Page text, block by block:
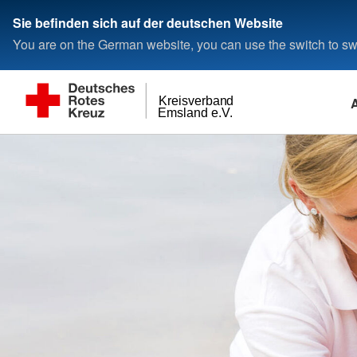
Sie befinden sich auf der deutschen Website
You are on the German website, you can use the switch to
Emsland e.V.
Kreisverband
Jugend, Familie &
Gesamtübersicht
DRK-Familienzentrum
Jugendrotkreuz
Kurse für Familien
Gesamtübersicht
Kita Hummelhuus
Mitarbeiterbenefits
Mitarbeitervorteile
Betriebliches
Ukrainehilfe
Satzung und